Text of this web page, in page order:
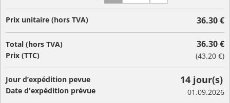
Prix unitaire (hors TVA) 36.30 €
Total (hors TVA)
Prix (TTC)
36.30 €
(43.20 €)
Jour d’expédition pevue
Date d'expédition prévue
14 jour(s)
01.09.2026